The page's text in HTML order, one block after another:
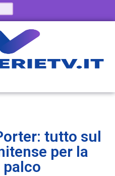
tutto sul
per la